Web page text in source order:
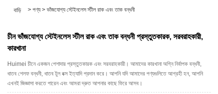
বাড়ি > পণ্য > ভাঁজযোগ্য স্টেইনলেস স্টীল রাক এবং তাক বন্ধনী
চীন ভাঁজযোগ্য স্টেইনলেস স্টীল রাক এবং তাক বন্ধনী প্রস্তুতকারক, সরবরাহকারী,
কারখানা
Huimei চীনে একজন পেশাদার প্রস্তুতকারক এবং সরবরাহকারী। আমাদের কারখানা অগ্নি নির্বাপক বন্ধনী,
ধাতব শেলফ বন্ধনী, ধাতব টুল বক্স ইত্যাদি প্রদান করে। আপনি যদি আমাদের পণ্যগুলিতে আগ্রহী হন, আপনি
এখনই জিজ্ঞাসা করতে পারেন এবং আমরা দ্রুত আপনার কাছে ফিরে আসব।